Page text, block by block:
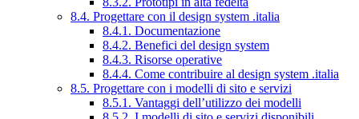
8.4. Progettare con il design system .italia
8.4.1. Documentazione
8.4.2. Benefici del design system
8.4.3. Risorse operative
8.4.4. Come contribuire al design system .italia
8.5. Progettare con i modelli di sito e servizi
8.5.1. Vantaggi dell’utilizzo dei modelli